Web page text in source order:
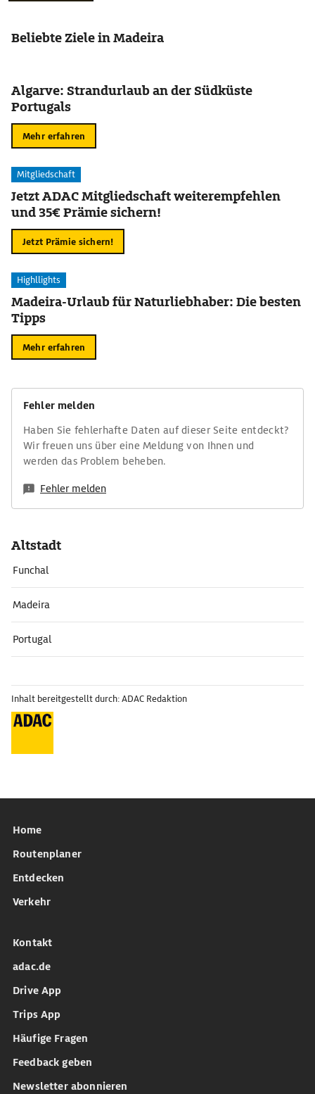
Beliebte Ziele in Madeira
Algarve: Strandurlaub an der Südküste
Portugals
Mehr erfahren
Mitgliedschaft
Jetzt ADAC Mitgliedschaft weiterempfehlen
und 35€ Prämie sichern!
Jetzt Prämie sichern!
Highllights
Madeira-Urlaub für Naturliebhaber: Die besten
Tipps
Mehr erfahren
Fehler melden
Haben Sie fehlerhafte Daten auf dieser Seite entdeckt?
Wir freuen uns über eine Meldung von Ihnen und
werden das Problem beheben.
Fehler melden
Altstadt
Funchal
Madeira
Portugal
Inhalt bereitgestellt durch: ADAC Redaktion
Home
Routenplaner
Entdecken
Verkehr
Kontakt
adac.de
Drive App
Trips App
Häufige Fragen
Feedback geben
Newsletter abonnieren